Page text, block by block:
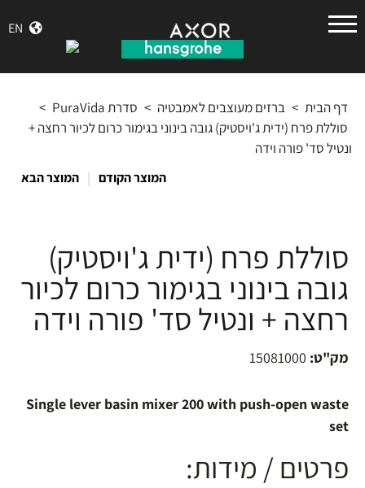
EN
גרואה
דף הבית > ברזים מעוצבים לאמבטיה > סדרת PuraVida
>
סוללת פרח (ידית ג'ויסטיק) גובה בינוני בגימור כרום לכיור רחצה +
ונטיל סד' פורה וידה
המוצר הקודם | המוצר הבא
סוללת פרח (ידית ג'ויסטיק)
גובה בינוני בגימור כרום לכיור
רחצה + ונטיל סד' פורה וידה
מק"ט: 15081000
Single lever basin mixer 200 with push-open waste
set
פרטים / מידות: